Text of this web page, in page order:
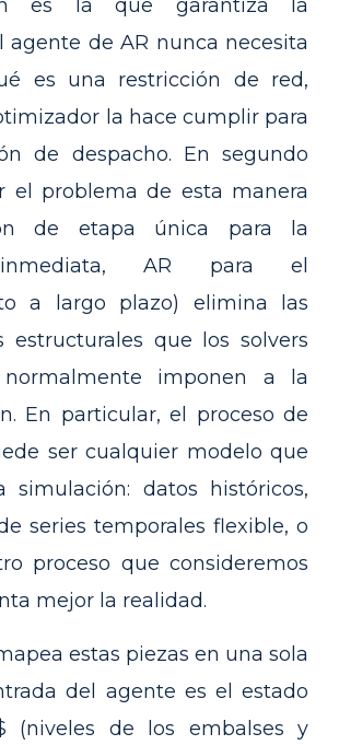
es la que garantiza la
agente de AR nunca necesita
es una restricción de red,
la hace cumplir para
de despacho. En segundo
el problema de esta manera
de etapa única para la
AR para el
a largo plazo) elimina las
estructurales que los solvers
imponen a la
En particular, el proceso de
ser cualquier modelo que
simulación: datos históricos,
series temporales flexible, o
proceso que consideremos
mejor la realidad.
estas piezas en una sola
del agente es el estado
(niveles de los embalses y